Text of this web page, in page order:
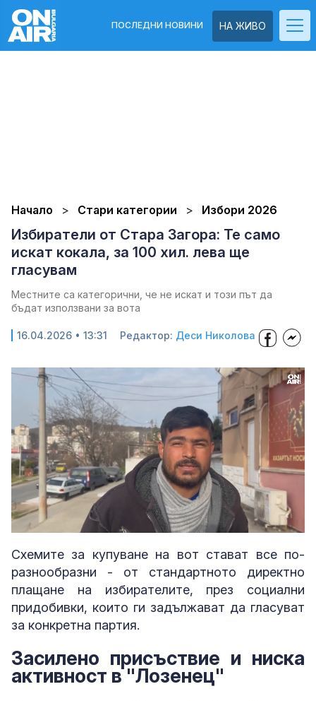
НА ЖИВО
ПОСЛЕДНИ НОВИНИ
Начало Стари категории Избори 2026
Избиратели от Стара Загора: Те само
искат кокала, за 100 хил. лева ще
гласувам
Местните са категорични, че не искат и този път да
бъдат използвани за вота
16.04.2026 • 13:31 Редактор: Деси Николова
Loaded
29.66%
Схемите за купуване на вот стават все по-
разнообразни - от стандартното директно
плащане на избирателите, през социални
придобивки, които ги задължават да гласуват
за конкретна партия.
Засилено присъствие и ниска
активност в "Лозенец"